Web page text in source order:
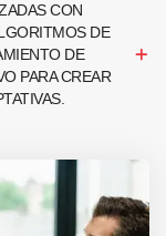
CON
DE
DE
PARA CREAR